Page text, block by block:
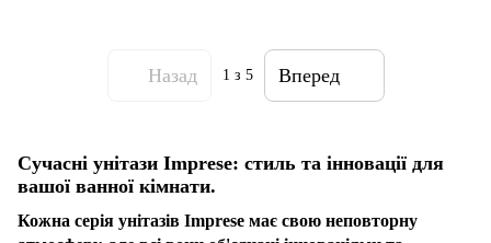
Назад 1 з 5 Вперед
Сучасні унітази Imprese: стиль та інновації для
вашої ванної кімнати.
Кожна серія унітазів Imprese має свою неповторну